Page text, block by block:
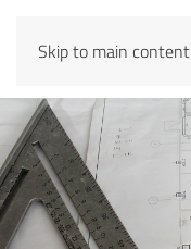
Skip to main content